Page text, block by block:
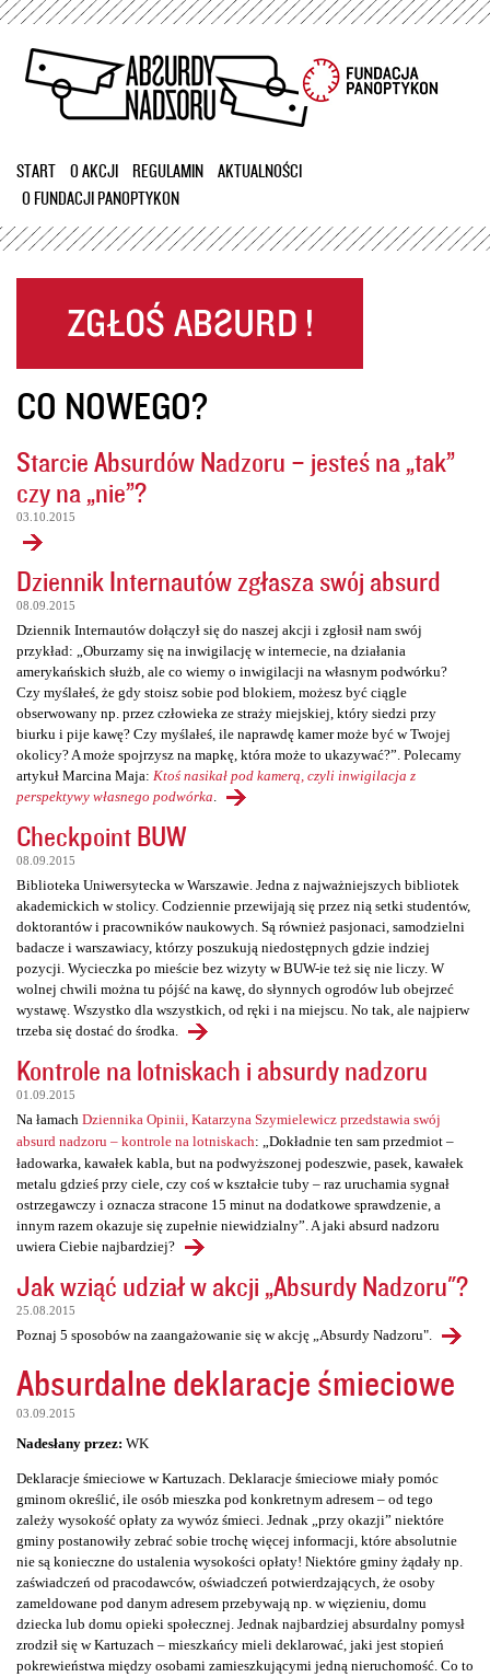
Przejdź
treści
START O AKCJI REGULAMIN
AKTUALNOŚCI
O FUNDACJI PANOPTYKON
CO NOWEGO?
Starcie Absurdów Nadzoru – jesteś na „tak”
czy na „nie”?
03.10.2015
Dziennik Internautów zgłasza swój absurd
08.09.2015
Dziennik Internautów dołączył się do naszej akcji i zgłosił nam swój
przykład: „Oburzamy się na inwigilację w internecie, na działania
amerykańskich służb, ale co wiemy o inwigilacji na własnym podwórku?
Czy myślałeś, że gdy stoisz sobie pod blokiem, możesz być ciągle
obserwowany np. przez człowieka ze straży miejskiej, który siedzi przy
biurku i pije kawę? Czy myślałeś, ile naprawdę kamer może być w Twojej
okolicy? A może spojrzysz na mapkę, która może to ukazywać?”. Polecamy
artykuł Marcina Maja: Ktoś nasikał pod kamerą, czyli inwigilacja z
perspektywy własnego podwórka
Checkpoint BUW
08.09.2015
Biblioteka Uniwersytecka w Warszawie. Jedna z najważniejszych bibliotek
akademickich w stolicy. Codziennie przewijają się przez nią setki studentów,
doktorantów i pracowników naukowych. Są również pasjonaci, samodzielni
badacze i warszawiacy, którzy poszukują niedostępnych gdzie indziej
pozycji. Wycieczka po mieście bez wizyty w BUW-ie też się nie liczy. W
wolnej chwili można tu pójść na kawę, do słynnych ogrodów lub obejrzeć
wystawę. Wszystko dla wszystkich, od ręki i na miejscu. No tak, ale najpierw
trzeba się dostać do środka.
Kontrole na lotniskach i absurdy nadzoru
01.09.2015
Na łamach Dziennika Opinii, Katarzyna Szymielewicz przedstawia swój
absurd nadzoru – kontrole na lotniskach: „Dokładnie ten sam przedmiot –
ładowarka, kawałek kabla, but na podwyższonej podeszwie, pasek, kawałek
metalu gdzieś przy ciele, czy coś w kształcie tuby – raz uruchamia sygnał
ostrzegawczy i oznacza stracone 15 minut na dodatkowe sprawdzenie, a
innym razem okazuje się zupełnie niewidzialny”. A jaki absurd nadzoru
uwiera Ciebie najbardziej?
Jak wziąć udział w akcji „Absurdy Nadzoru"?
25.08.2015
Poznaj 5 sposobów na zaangażowanie się w akcję „Absurdy Nadzoru".
Absurdalne deklaracje śmieciowe
03.09.2015
Nadesłany przez: WK
Deklaracje śmieciowe w Kartuzach. Deklaracje śmieciowe miały pomóc
gminom określić, ile osób mieszka pod konkretnym adresem – od tego
zależy wysokość opłaty za wywóz śmieci. Jednak „przy okazji” niektóre
gminy postanowiły zebrać sobie trochę więcej informacji, które absolutnie
nie są konieczne do ustalenia wysokości opłaty! Niektóre gminy żądały np.
zaświadczeń od pracodawców, oświadczeń potwierdzających, że osoby
zameldowane pod danym adresem przebywają np. w więzieniu, domu
dziecka lub domu opieki społecznej. Jednak najbardziej absurdalny pomysł
zrodził się w Kartuzach – mieszkańcy mieli deklarować, jaki jest stopień
pokrewieństwa między osobami zamieszkującymi jedną nieruchomość. Co to